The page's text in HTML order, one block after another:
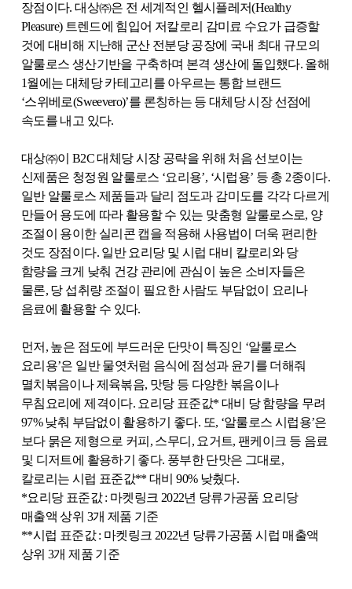
장점이다.대상㈜은 전 세계적인 헬시플레저(Healthy
Pleasure) 트렌드에 힘입어 저칼로리 감미료 수요가 급증할
것에 대비해 지난해 군산 전분당 공장에 국내 최대 규모의
알룰로스 생산기반을 구축하며 본격 생산에 돌입했다. 올해
1월에는 대체당 카테고리를 아우르는 통합 브랜드
‘스위베로(Sweevero)’를 론칭하는 등 대체당 시장 선점에
속도를 내고 있다.
대상㈜이 B2C대체당 시장 공략을 위해 처음 선보이는
신제품은 청정원 알룰로스 ‘요리용’, ‘시럽용’ 등 총 2종이다.
일반 알룰로스 제품들과 달리 점도과 감미도를 각각 다르게
만들어 용도에 따라 활용할 수 있는 맞춤형 알룰로스로, 양
조절이 용이한 실리콘 캡을 적용해 사용법이 더욱 편리한
것도 장점이다. 일반 요리당 및 시럽 대비 칼로리와 당
함량을 크게 낮춰 건강 관리에 관심이 높은 소비자들은
물론, 당 섭취량 조절이 필요한 사람도 부담없이 요리나
음료에 활용할 수 있다.
먼저 , 높은 점도에 부드러운 단맛이 특징인 ‘알룰로스
요리용’은 일반 물엿처럼 음식에 점성과 윤기를 더해줘
멸치볶음이나 제육볶음, 맛탕 등 다양한 볶음이나
무침요리에 제격이다. 요리당 표준값* 대비 당 함량을 무려
97%낮춰 부담없이 활용하기 좋다. 또, ‘알룰로스 시럽용’은
보다 묽은 제형으로 커피 , 스무디 , 요거트, 팬케이크 등 음료
및 디저트에 활용하기 좋다. 풍부한 단맛은 그대로,
칼로리는 시럽 표준값**대비 90% 낮췄다.
*요리당 표준값: 마켓링크 2022년 당류가공품 요리당
매출액 상위 3개 제품 기준
**시럽 표준값: 마켓링크 2022년 당류가공품 시럽 매출액
상위 3개 제품 기준